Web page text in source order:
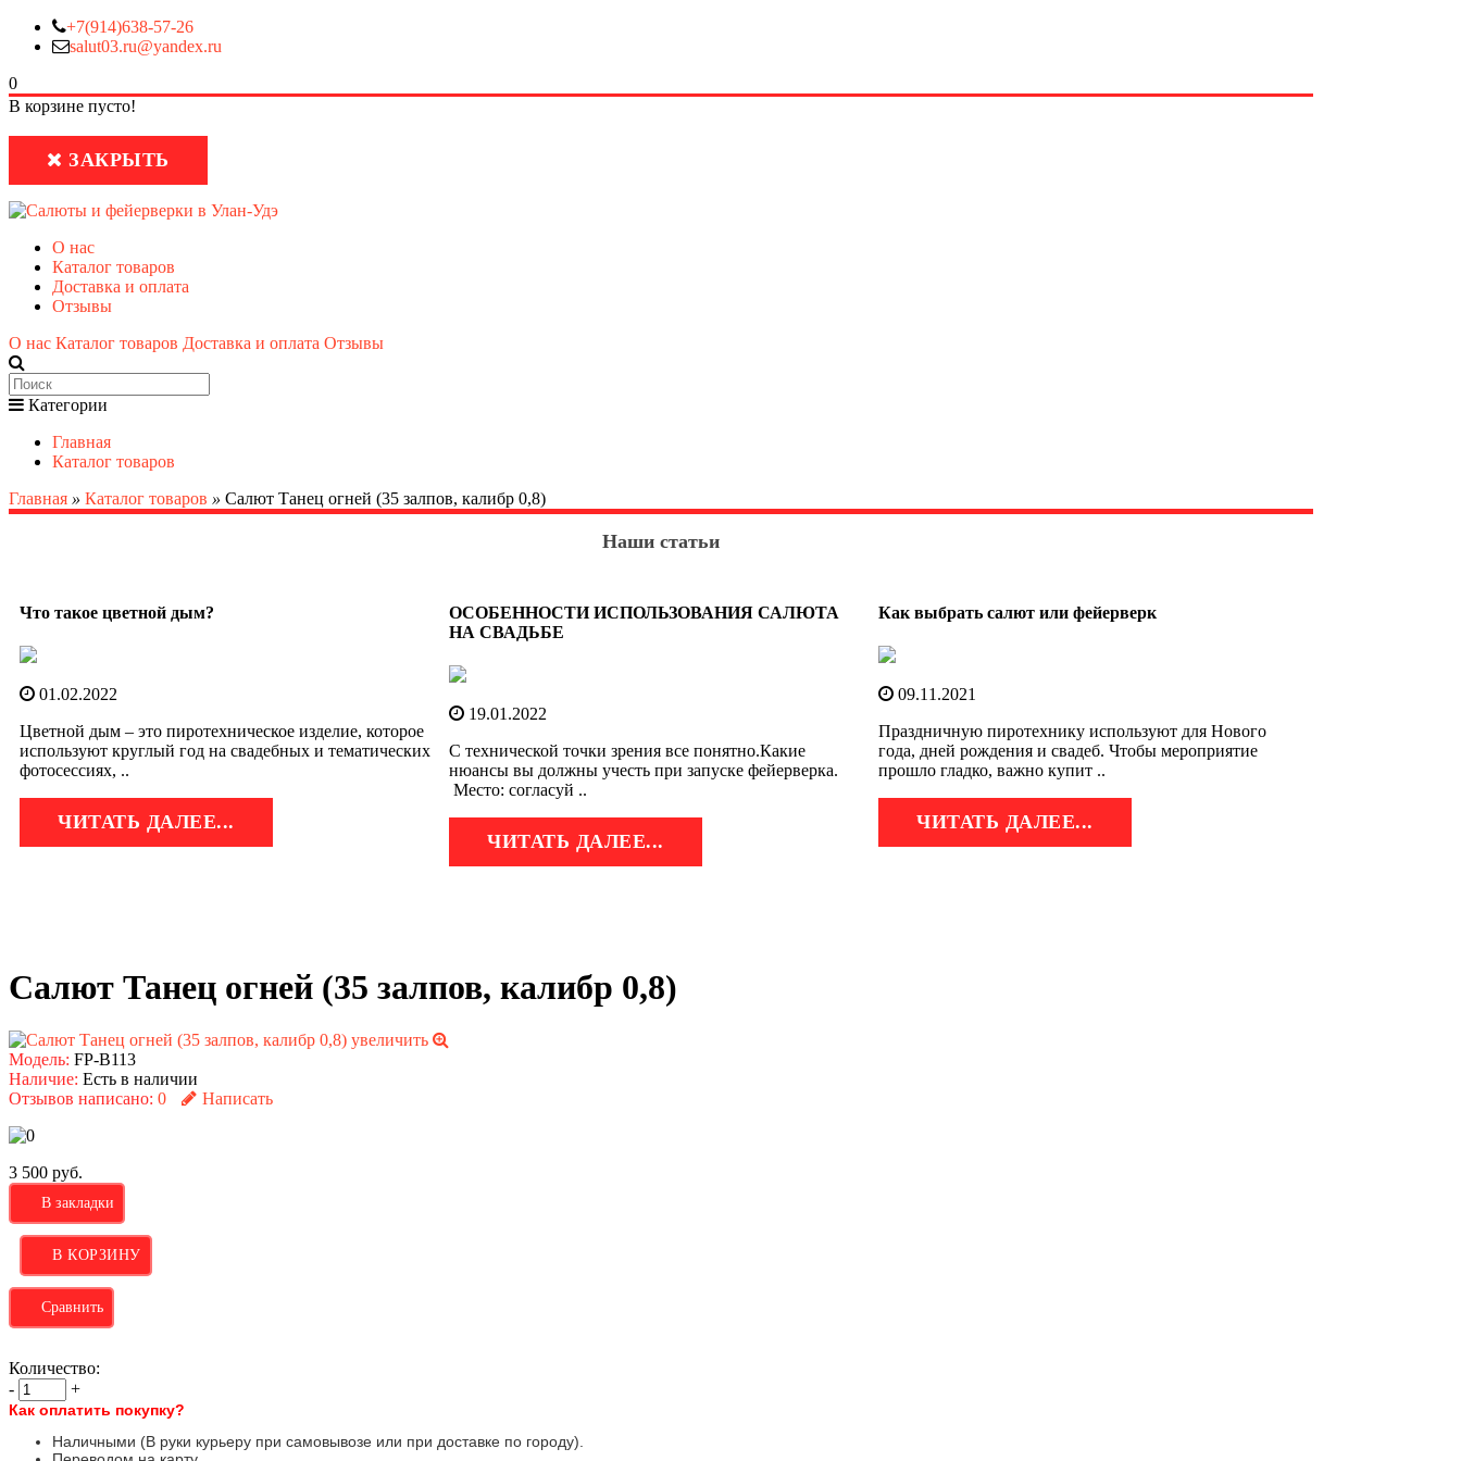
+7(914)638-57-26
salut03.ru@yandex.ru
0
В корзине пусто!
ЗАКРЫТЬ
О нас
Каталог товаров
Доставка и оплата
Отзывы
О нас Каталог товаров Доставка и оплата Отзывы
Категории
Главная
Каталог товаров
Главная » Каталог товаров » Салют Танец огней (35 залпов, калибр 0,8)
Наши статьи
Что такое цветной дым?
01.02.2022
Цветной дым – это пиротехническое изделие, которое
используют круглый год на свадебных и тематических
фотосессиях, ..
ЧИТАТЬ ДАЛЕЕ...
ОСОБЕННОСТИ ИСПОЛЬЗОВАНИЯ САЛЮТА
НА СВАДЬБЕ
19.01.2022
С технической точки зрения все понятно.Какие
нюансы вы должны учесть при запуске фейерверка.
Место: согласуй ..
ЧИТАТЬ ДАЛЕЕ...
Как выбрать салют или фейерверк
09.11.2021
Праздничную пиротехнику используют для Нового
года, дней рождения и свадеб. Чтобы мероприятие
прошло гладко, важно купит ..
ЧИТАТЬ ДАЛЕЕ...
Салют Танец огней (35 залпов, калибр 0,8)
увеличить
Модель: FP-B113
Наличие: Есть в наличии
Отзывов написано: 0 Написать
3 500 руб.
В закладки
Сравнить
Количество:
-
+
Как оплатить покупку?
Наличными (В руки курьеру при самовывозе или при доставке по городу).